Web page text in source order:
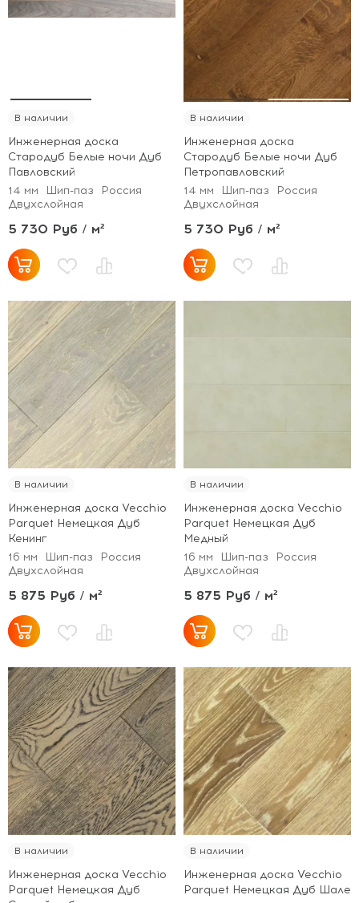
В наличии
Инженерная доска
Стародуб Белые ночи Дуб
Павловский
14 мм
Шип-паз
Россия
Двухслойная
5 730 Руб / м²
В наличии
Инженерная доска
Стародуб Белые ночи Дуб
Петропавловский
14 мм
Шип-паз
Россия
Двухслойная
5 730 Руб / м²
В наличии
Инженерная доска Vecchio
Parquet Немецкая Дуб
Кенинг
16 мм
Шип-паз
Россия
Двухслойная
5 875 Руб / м²
В наличии
Инженерная доска Vecchio
Parquet Немецкая Дуб
Медный
16 мм
Шип-паз
Россия
Двухслойная
5 875 Руб / м²
В наличии
Инженерная доска Vecchio
Parquet Немецкая Дуб
В наличии
Инженерная доска Vecchio
Parquet Немецкая Дуб Шале